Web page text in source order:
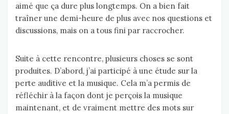
aimé que ça dure plus longtemps. On a bien fait
traîner une demi-heure de plus avec nos questions et
discussions, mais on a tous fini par raccrocher.
Suite à cette rencontre, plusieurs choses se sont
produites. D’abord, j’ai participé à une étude sur la
perte auditive et la musique. Cela m’a permis de
réfléchir à la façon dont je perçois la musique
maintenant, et de vraiment mettre des mots sur